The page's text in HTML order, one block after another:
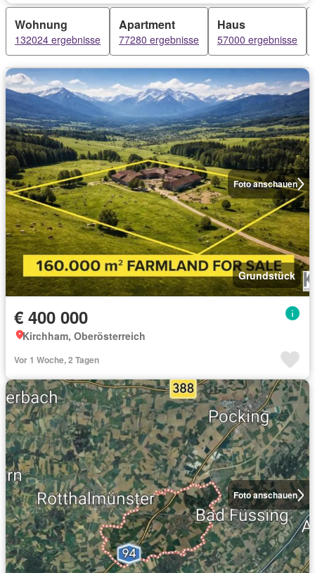
Wohnung
132024 ergebnisse
Apartment
77280 ergebnisse
Haus
57000 ergebnisse
Foto anschauen
Grundstück
€ 400 000
Kirchham, Oberösterreich
Vor 1 Woche, 2 Tagen
Foto anschauen